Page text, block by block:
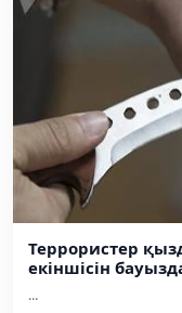
Террористер
екіншісін
...